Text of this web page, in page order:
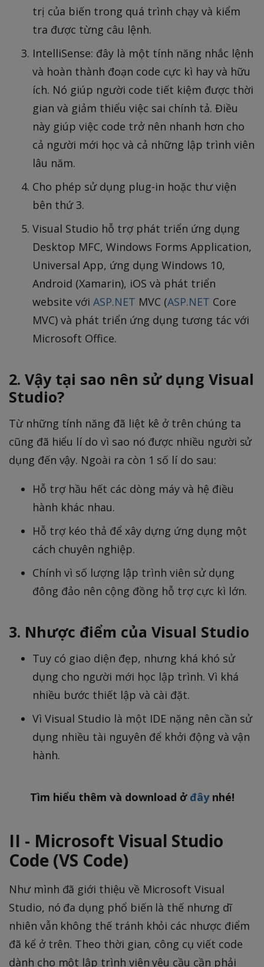
trị của biến trong quá trình chạy và kiểm
tra được từng câu lệnh.
IntelliSense: đây là một tính năng nhắc lệnh
và hoàn thành đoạn code cực kì hay và hữu
ích. Nó giúp người code tiết kiệm được thời
gian và giảm thiểu việc sai chính tả. Điều
này giúp việc code trở nên nhanh hơn cho
cả người mới học và cả những lập trình viên
lâu năm.
Cho phép sử dụng plug-in hoặc thư viện
bên thứ 3.
Visual Studio hỗ trợ phát triển ứng dụng
Desktop MFC, Windows Forms Application,
Universal App, ứng dụng Windows 10,
Android (Xamarin), iOS và phát triển
website với ASP.NET MVC (ASP.NET Core
MVC) và phát triển ứng dụng tương tác với
Microsoft Office.
2. Vậy tại sao nên sử dụng Visual
Studio?
Từ những tính năng đã liệt kê ở trên chúng ta
cũng đã hiểu lí do vì sao nó được nhiều người sử
dụng đến vậy. Ngoài ra còn 1 số lí do sau:
Hỗ trợ hầu hết các dòng máy và hệ điều
hành khác nhau.
Hỗ trợ kéo thả để xây dựng ứng dụng một
cách chuyên nghiệp.
Chính vì số lượng lập trình viên sử dụng
đông đảo nên cộng đồng hỗ trợ cực kì lớn.
3. Nhược điểm của Visual Studio
Tuy có giao diện đẹp, nhưng khá khó sử
dụng cho người mới học lập trình. Vì khá
nhiều bước thiết lập và cài đặt.
Vì Visual Studio là một IDE nặng nên cần sử
dụng nhiều tài nguyên để khởi động và vận
hành.
Tìm hiểu thêm và download ở đâynhé!
II - Microsoft Visual Studio
Code (VS Code)
Như mình đã giới thiệu về Microsoft Visual
Studio, nó đa dụng phổ biến là thế nhưng dĩ
nhiên vẫn không thế tránh khỏi các nhược điểm
đã kể ở trên. Theo thời gian, công cụ viết code
dành cho một lập trình viên yêu cầu cần phải